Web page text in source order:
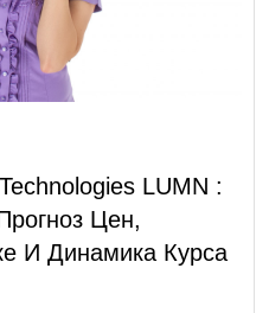
LUMN :
Цен,
И Динамика Курса